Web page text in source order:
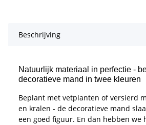
Beschrijving
Natuurlijk materiaal in perfectie -
decoratieve mand in twee kleuren
Beplant met vetplanten of versierd
en kralen - de decoratieve mand
een goed figuur. En dan hebben we